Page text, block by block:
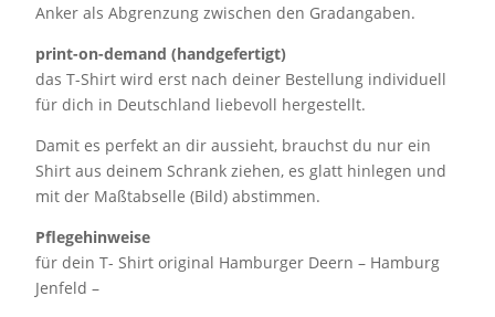
Anker als Abgrenzung zwischen den Gradangaben.
print-on-demand (handgefertigt)
das T-Shirt wird erst nach deiner Bestellung individuell
für dich in Deutschland liebevoll hergestellt.
Damit es perfekt an dir aussieht, brauchst du nur ein
Shirt aus deinem Schrank ziehen, es glatt hinlegen und
mit der Maßtabselle (Bild) abstimmen.
Pflegehinweise
für dein T- Shirt original Hamburger Deern – Hamburg
Jenfeld –